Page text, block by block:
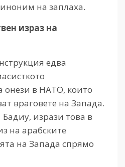
на заплаха.
израз на
едва
онези в НАТО, които
враговете на Запада.
изрази това в
на арабските
на Запада спрямо